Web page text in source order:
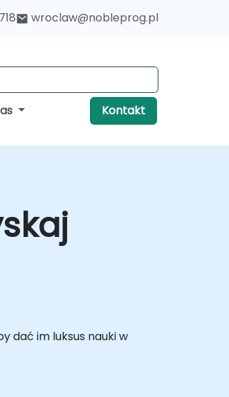
wroclaw@nobleprog.pl
Kontakt
dać im luksus nauki w